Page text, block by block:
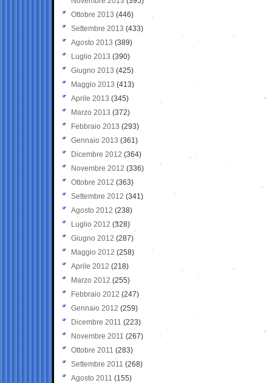
Ottobre 2013 (446)
Settembre 2013 (433)
Agosto 2013 (389)
Luglio 2013 (390)
Giugno 2013 (425)
Maggio 2013 (413)
Aprile 2013 (345)
Marzo 2013 (372)
Febbraio 2013 (293)
Gennaio 2013 (361)
Dicembre 2012 (364)
Novembre 2012 (336)
Ottobre 2012 (363)
Settembre 2012 (341)
Agosto 2012 (238)
Luglio 2012 (328)
Giugno 2012 (287)
Maggio 2012 (258)
Aprile 2012 (218)
Marzo 2012 (255)
Febbraio 2012 (247)
Gennaio 2012 (259)
Dicembre 2011 (223)
Novembre 2011 (267)
Ottobre 2011 (283)
Settembre 2011 (268)
Agosto 2011 (155)